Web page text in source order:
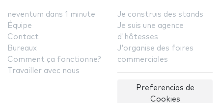
neventum dans 1 minute
Équipe
Contact
Bureaux
Comment ça fonctionne?
Travailler avec nous
Je construis des stands
Je suis une agence
d'hôtesses
J'organise des foires
commerciales
Preferencias de
Cookies